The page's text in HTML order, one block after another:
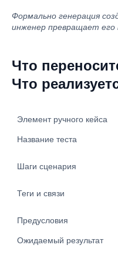
Формально генерация
инженер превращает его
Что
Что
Название теста
Шаги сценария
Теги и связи
Предусловия
Ожидаемый результат